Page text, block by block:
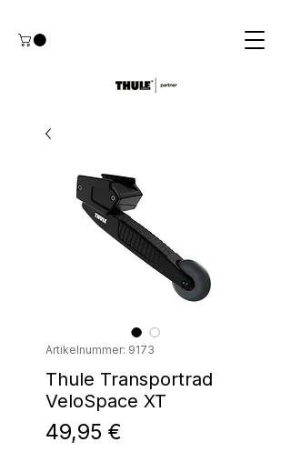
Artikelnummer: 9173
Thule Transportrad
VeloSpace XT
49,95 €